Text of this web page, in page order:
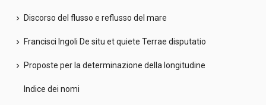
chevron_right Discorso del flusso e reflusso del mare
chevron_right Francisci Ingoli De situ et quiete Terrae disputatio
chevron_right Proposte per la determinazione della longitudine
Indice dei nomi